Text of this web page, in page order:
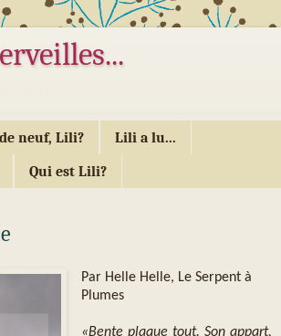
neuf, Lili? Lili a lu...
Qui est Lili?
Par Helle Helle, Le Serpent à
Plumes
«Bente plaque tout. Son appart,